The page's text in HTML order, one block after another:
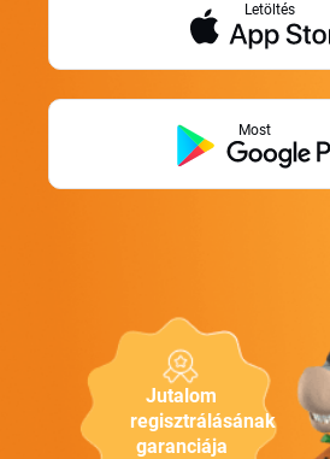
Jutalom
regisztrálásának
garanciája
Letöltés
Most